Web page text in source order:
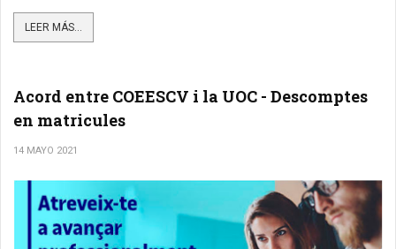
LEER MÁS...
Acord entre COEESCV i la UOC - Descomptes
en matricules
14 MAYO 2021